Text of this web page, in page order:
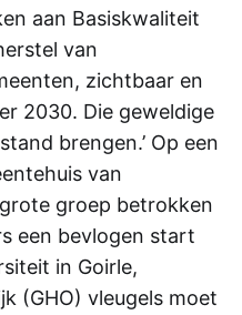
aan Basiskwaliteit
van
zichtbaar en
2030. Die geweldige
brengen.’ Op een
van
groep betrokken
een bevlogen start
in Goirle,
(GHO) vleugels moet